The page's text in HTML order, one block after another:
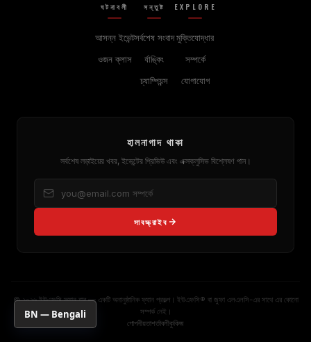
ঘটনাবলী
আসন্ন ইভেন্ট
ওজন ক্লাস
সন্তুষ্ট
সর্বশেষ সংবাদ
র্যাঙ্কিং
চ্যাম্পিয়ন্স
EXPLORE
মুক্তিযোদ্ধার
সম্পর্কে
যোগাযোগ
হালনাগাদ থাকা
সর্বশেষ লড়াইয়ের খবর, ইভেন্টের প্রিভিউ এবং এক্সক্লুসিভ বিশ্লেষণ পান।
সাবস্ক্রাইব
© ২০২৬ ইউএফসি ফ্যান হাব — একটি অনানুষ্ঠানিক ফ্যান প্রকল্প। ইউএফসি® বা জুফা এলএলসি-এর সাথে এর কোনো
সম্পর্ক নেই।
গোপনীয়তাশর্তাবলীকুকিজ
BN — Bengali